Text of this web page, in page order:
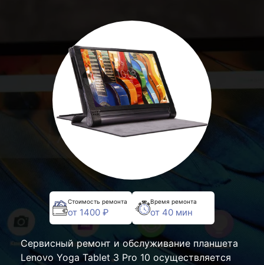
Стоимость ремонта
от 1400 ₽
Время ремонта
от 40 мин
Сервисный ремонт и обслуживание планшета
Lenovo Yoga Tablet 3 Pro 10 осуществляется